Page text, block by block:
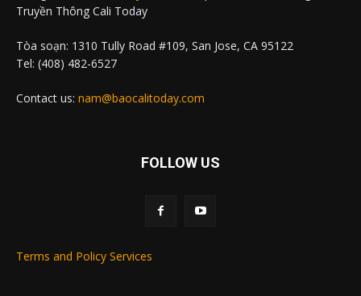
Truyền Thông Cali Today
Tòa soạn: 1310 Tully Road #109, San Jose, CA 95122
Tel: (408) 482-6527
Contact us: nam@baocalitoday.com
FOLLOW US
Terms and Policy Services